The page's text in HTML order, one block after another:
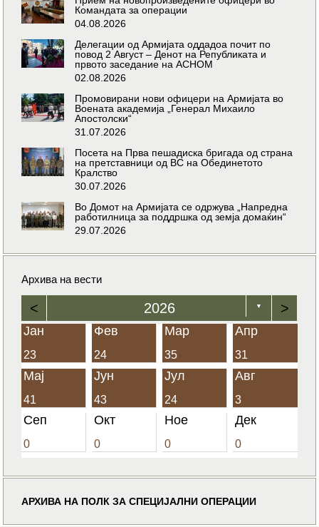
Командата за операции
04.08.2026
Делегации од Армијата оддадоа почит по
повод 2 Август – Денот на Републиката и
првото заседание на АСНОМ
02.08.2026
Промовирани нови офицери на Армијата во
Воената академија „Генерал Михаило
Апостолски“
31.07.2026
Посета на Прва пешадиска бригада од страна
на претставници од ВС на Обединетото
Кралство
30.07.2026
Во Домот на Армијата се одржува „Напредна
работилница за поддршка од земја домаќин“
29.07.2026
Архива на вести
< 2026 ▼ >
Јан
23
Фев
24
Мар
35
Апр
31
Мај
41
Јун
43
Јул
24
Авг
3
Сеп
0
Окт
0
Ное
0
Дек
0
АРХИВА НА ПОЛК ЗА СПЕЦИЈАЛНИ ОПЕРАЦИИ